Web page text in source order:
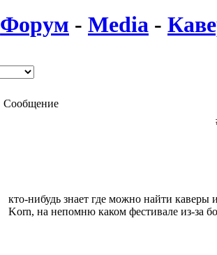
Форум - Media -
Сообщение
кто-нибудь знает где можно найти
Korn, на непомню каком фестивале из-за